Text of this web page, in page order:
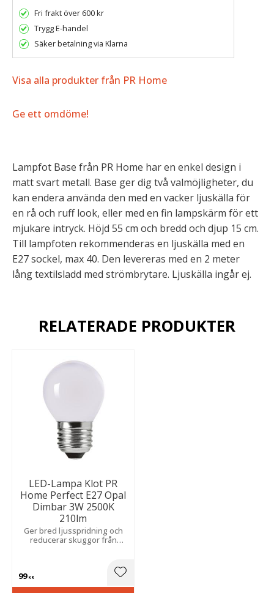
Fri frakt över 600 kr
Trygg E-handel
Säker betalning via Klarna
Visa alla produkter från PR Home
Ge ett omdöme!
Lampfot Base från PR Home har en enkel design i
matt svart metall. Base ger dig två valmöjligheter, du
kan endera använda den med en vacker ljuskälla för
en rå och ruff look, eller med en fin lampskärm för ett
mjukare intryck. Höjd 55 cm och bredd och djup 15 cm.
Till lampfoten rekommenderas en ljuskälla med en
E27 sockel, max 40. Den levereras med en 2 meter
lång textilsladd med strömbrytare. Ljuskälla ingår ej.
RELATERADE PRODUKTER
LED-Lampa Klot PR
Home Perfect E27 Opal
Dimbar 3W 2500K
210lm
Ger bred ljusspridning och
reducerar skuggor från
99KR Lägg till i favoriter